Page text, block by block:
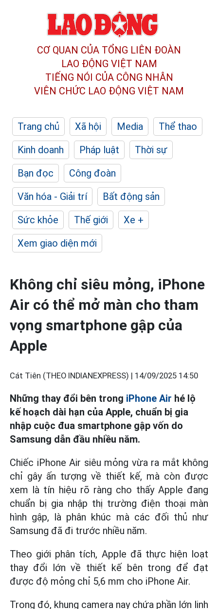
CƠ QUAN CỦA TỔNG LIÊN ĐOÀN
LAO ĐỘNG VIỆT NAM
TIẾNG NÓI CỦA CÔNG NHÂN
VIÊN CHỨC LAO ĐỘNG VIỆT NAM
Trang chủ Xã hội Media
Thể thao
Kinh doanh
Pháp luật
Thời sự
Bạn đọc
Công đoàn
Văn hóa - Giải trí
Bất động sản
Sức khỏe
Thế giới
Xe +
Xem giao diện mới
Không chỉ siêu mỏng, iPhone
Air có thể mở màn cho tham
vọng smartphone gập của
Apple
Cát Tiên (THEO INDIANEXPRESS) | 14/09/2025 14:50
Những thay đổi bên trong iPhone Air hé lộ
kế hoạch dài hạn của Apple, chuẩn bị gia
nhập cuộc đua smartphone gập vốn do
Samsung dẫn đầu nhiều năm.
Chiếc iPhone Air siêu mỏng vừa ra mắt không
chỉ gây ấn tượng về thiết kế, mà còn được
xem là tín hiệu rõ ràng cho thấy Apple đang
chuẩn bị gia nhập thị trường điện thoại màn
hình gập, là phân khúc mà các đối thủ như
Samsung đã đi trước nhiều năm.
Theo giới phân tích, Apple đã thực hiện loạt
thay đổi lớn về thiết kế bên trong để đạt
được độ mỏng chỉ 5,6 mm cho iPhone Air.
Trong đó, khung camera nay chứa phần lớn linh